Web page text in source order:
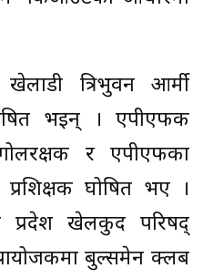
खेलाडी त्रिभुवन आर्मी
भइन् । एपीएफकी
र एपीएफका
घोषित भए ।
प्रदेश खेलकुद परिषद्
बुल्समेन क्लब